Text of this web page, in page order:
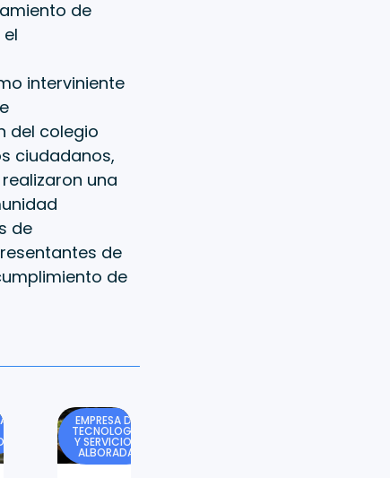
de
interviniente
del colegio
ciudadanos,
una
de
de
de
EMPRESA DE
TECNOLOGÍA
Y SERVICIOS
ALBORADA